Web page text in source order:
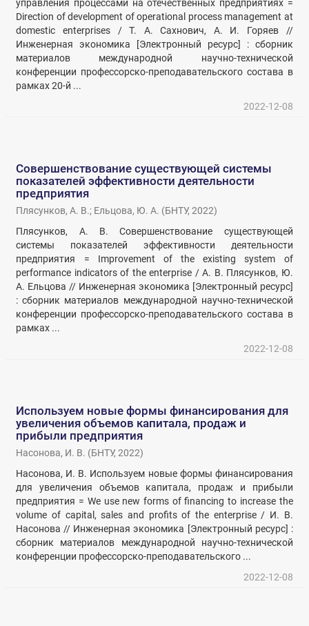
управления процессами на отечественных предприятиях =
Direction of development of operational process management at
domestic enterprises / Т. А. Сахнович, А. И. Горяев //
Инженерная экономика [Электронный ресурс] : сборник
материалов международной научно-технической
конференции профессорско-преподавательского состава в
рамках 20-й ...
2022-12-08
Совершенствование существующей системы
показателей эффективности деятельности
предприятия
Плясунков, А. В.; Ельцова, Ю. А. (БНТУ,2022)
Плясунков, А. В. Совершенствование существующей
системы показателей эффективности деятельности
предприятия = Improvement of the existing system of
performance indicators of the enterprise / А. В. Плясунков, Ю.
А. Ельцова // Инженерная экономика [Электронный ресурс]
: сборник материалов международной научно-технической
конференции профессорско-преподавательского состава в
рамках ...
2022-12-08
Используем новые формы финансирования для
увеличения объемов капитала, продаж и
прибыли предприятия
Насонова, И. В. (БНТУ,2022)
Насонова, И. В. Используем новые формы финансирования
для увеличения объемов капитала, продаж и прибыли
предприятия = We use new forms of financing to increase the
volume of capital, sales and profits of the enterprise / И. В.
Насонова // Инженерная экономика [Электронный ресурс] :
сборник материалов международной научно-технической
конференции профессорско-преподавательского ...
2022-12-08